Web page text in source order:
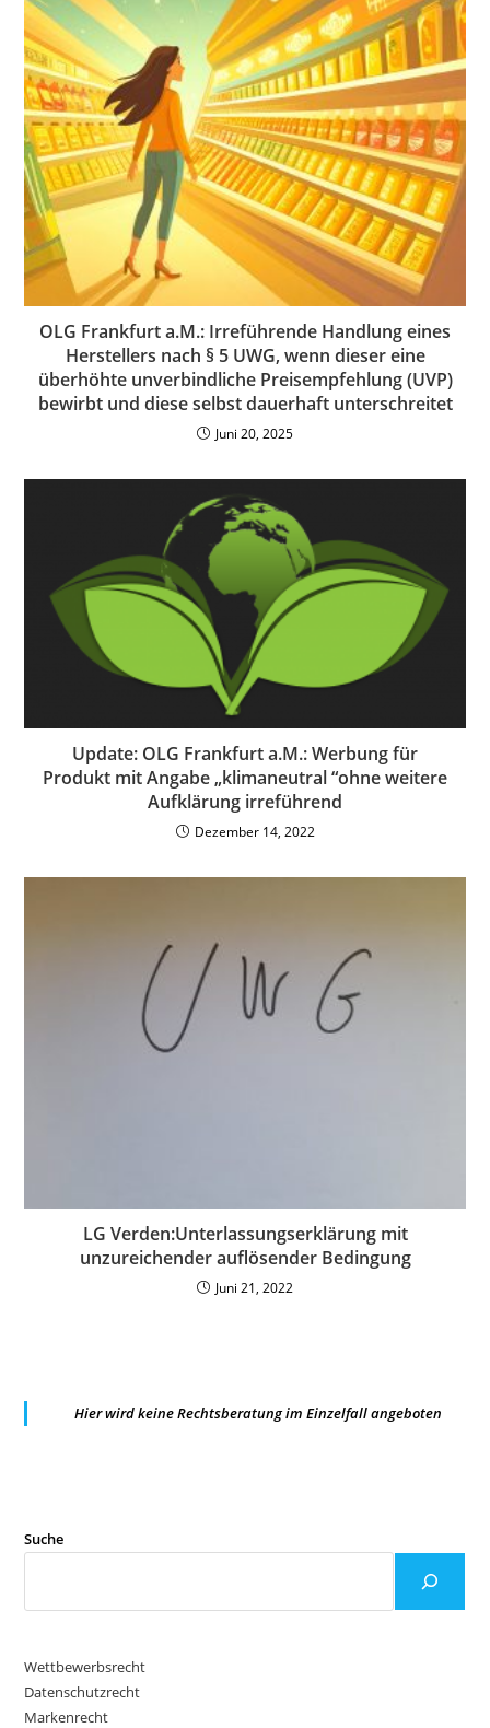
OLG Frankfurt a.M.: Irreführende Handlung eines
Herstellers nach § 5 UWG, wenn dieser eine
überhöhte unverbindliche Preisempfehlung (UVP)
bewirbt und diese selbst dauerhaft unterschreitet
Juni 20, 2025
Update: OLG Frankfurt a.M.: Werbung für
Produkt mit Angabe „klimaneutral “ohne weitere
Aufklärung irreführend
Dezember 14, 2022
LG Verden:Unterlassungserklärung mit
unzureichender auflösender Bedingung
Juni 21, 2022
Hier wird keine Rechtsberatung im Einzelfall angeboten
Suche
Wettbewerbsrecht
Datenschutzrecht
Markenrecht